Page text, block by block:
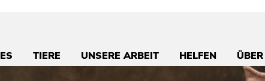
TIERE UNSERE ARBEIT HELFEN